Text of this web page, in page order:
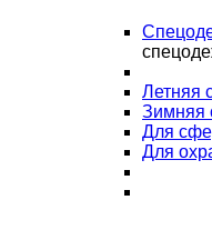
Летняя
Зимняя
Для
Для